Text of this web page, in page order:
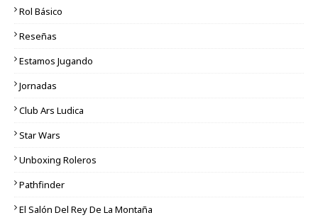
Rol Básico
Reseñas
Estamos Jugando
Jornadas
Club Ars Ludica
Star Wars
Unboxing Roleros
Pathfinder
El Salón Del Rey De La Montaña